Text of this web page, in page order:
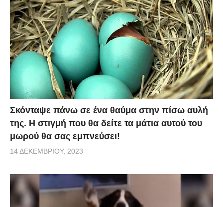
Σκόνταψε πάνω σε ένα θαύμα στην πίσω αυλή
της. Η στιγμή που θα δείτε τα μάτια αυτού του
μωρού θα σας εμπνεύσει!
14 ΔΕΚΕΜΒΡΊΟΥ, 2023